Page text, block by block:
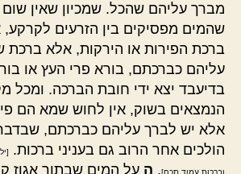
מברך עליהם שהכל. שמכיון שאין
שהמים מפסיקים בין הזרעים לקרקע,
ברכת הפירות או הירקות, אלא ברכת
עליהם כברכתם, בורא פרי העץ או
בדיעבד יצא ידי חובת הברכה. ומכל
הנמצאים בשוק, אין לחוש שמא הם
אלא יש לברך עליהם כברכתם,
הולכים אחר הרוב גם בעניני ברכות.
וברכות עמוד תכח]. ה על המים שבתוך אגוז